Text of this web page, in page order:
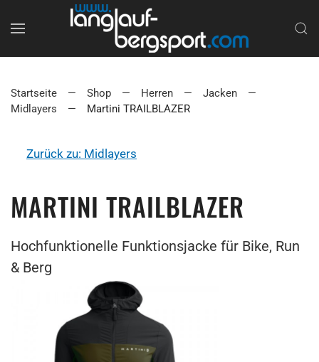
Startseite Shop Herren
Jacken
Midlayers
Martini TRAILBLAZER
Zurück zu: Midlayers
MARTINI TRAILBLAZER
Hochfunktionelle Funktionsjacke für Bike, Run
& Berg